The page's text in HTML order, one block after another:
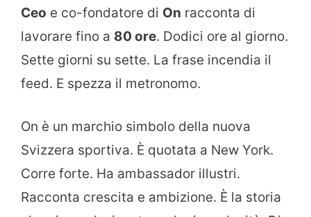
Ceo e co-fondatore di On racconta di
lavorare fino a 80 ore. Dodici ore al giorno.
Sette giorni su sette. La frase incendia il
feed. E spezza il metronomo.
On è un marchio simbolo della nuova
Svizzera sportiva. È quotata a New York.
Corre forte. Ha ambassador illustri.
Racconta crescita e ambizione. È la storia